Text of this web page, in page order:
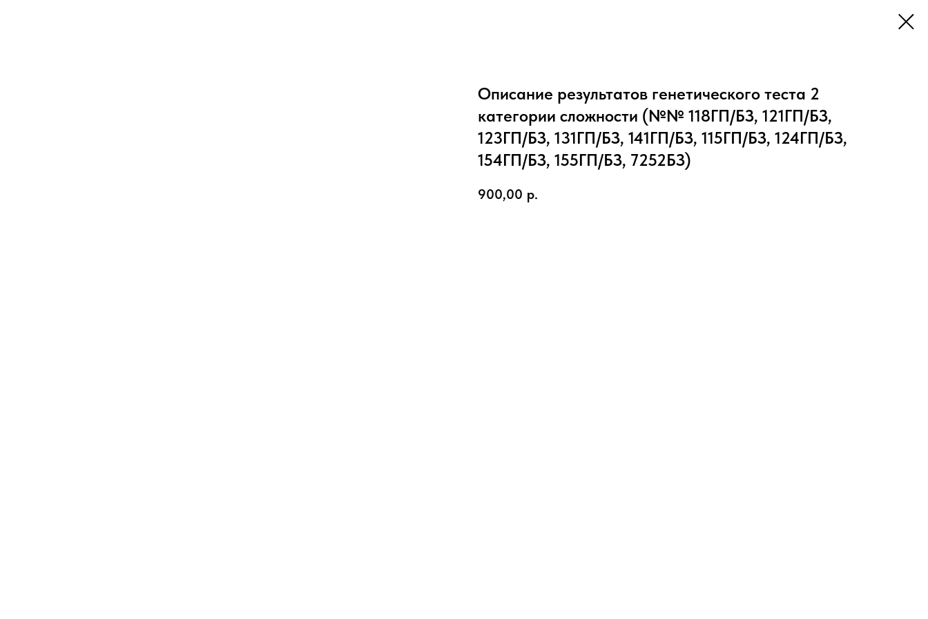
Описание результатов генетического теста 2
категории сложности (№№ 118ГП/БЗ, 121ГП/БЗ,
123ГП/БЗ, 131ГП/БЗ, 141ГП/БЗ, 115ГП/БЗ, 124ГП/БЗ,
154ГП/БЗ, 155ГП/БЗ, 7252БЗ)
900,00 р.